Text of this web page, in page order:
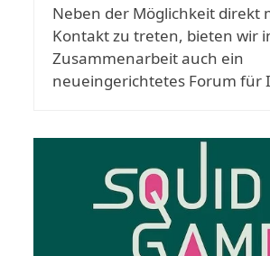
Neben der Möglichkeit direkt
Kontakt zu treten, bieten wir
Zusammenarbeit auch ein
neueingerichtetes Forum für